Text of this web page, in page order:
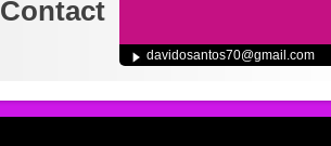
Contact
davidosantos70@gmail.com